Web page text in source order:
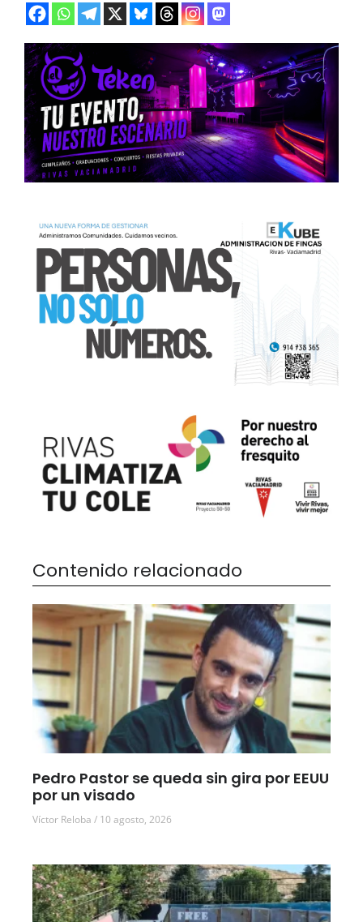
Contenido relacionado
Pedro Pastor se queda sin gira por EEUU
por un visado
Víctor Reloba 10 agosto, 2026